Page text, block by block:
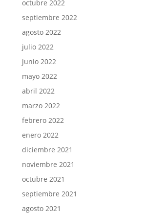
octubre 2022
septiembre 2022
agosto 2022
julio 2022
junio 2022
mayo 2022
abril 2022
marzo 2022
febrero 2022
enero 2022
diciembre 2021
noviembre 2021
octubre 2021
septiembre 2021
agosto 2021